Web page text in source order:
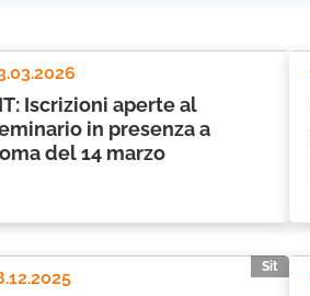
Iscrizioni aperte al
in presenza a
del 14 marzo
Sit